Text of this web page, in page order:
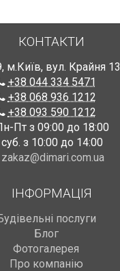
КОНТАКТИ
, м.Київ, вул. Крайня 13
+38 044 334 5471
+38 068 936 1212
+38 093 590 1212
Пт з 09:00 до 18:00
суб. з 10:00 до 14:00
zakaz@dimari.com.ua
ІНФОРМАЦІЯ
послуги
Блог
Фотогалерея
Про компанію